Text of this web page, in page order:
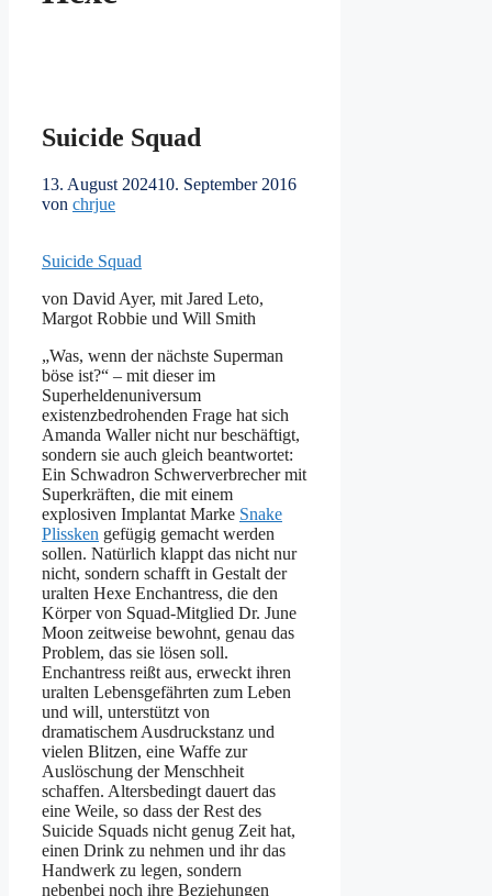
Suicide Squad
13. August 202410. September 2016
von chrjue
Suicide Squad
von David Ayer, mit Jared Leto,
Margot Robbie und Will Smith
„Was, wenn der nächste Superman
böse ist?“ – mit dieser im
Superheldenuniversum
existenzbedrohenden Frage hat sich
Amanda Waller nicht nur beschäftigt,
sondern sie auch gleich beantwortet:
Ein Schwadron Schwerverbrecher mit
Superkräften, die mit einem
explosiven Implantat Marke Snake
Plissken gefügig gemacht werden
sollen. Natürlich klappt das nicht nur
nicht, sondern schafft in Gestalt der
uralten Hexe Enchantress, die den
Körper von Squad-Mitglied Dr. June
Moon zeitweise bewohnt, genau das
Problem, das sie lösen soll.
Enchantress reißt aus, erweckt ihren
uralten Lebensgefährten zum Leben
und will, unterstützt von
dramatischem Ausdruckstanz und
vielen Blitzen, eine Waffe zur
Auslöschung der Menschheit
schaffen. Altersbedingt dauert das
eine Weile, so dass der Rest des
Suicide Squads nicht genug Zeit hat,
einen Drink zu nehmen und ihr das
Handwerk zu legen, sondern
nebenbei noch ihre Beziehungen